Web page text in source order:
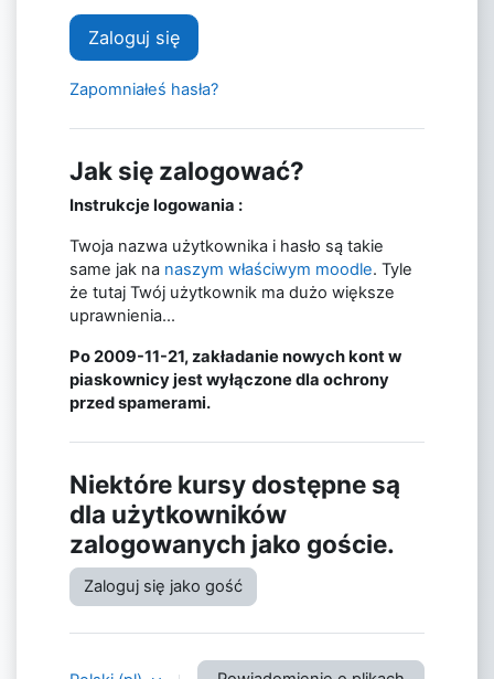
Zaloguj się
Zapomniałeś hasła?
Jak się zalogować?
Instrukcje logowania :
Twoja nazwa użytkownika i hasło są takie
same jak na naszym właściwym moodle. Tyle
że tutaj Twój użytkownik ma dużo większe
uprawnienia...
Po 2009-11-21, zakładanie nowych kont w
piaskownicy jest wyłączone dla ochrony
przed spamerami.
Niektóre kursy dostępne są
dla użytkowników
zalogowanych jako goście.
Zaloguj się jako gość